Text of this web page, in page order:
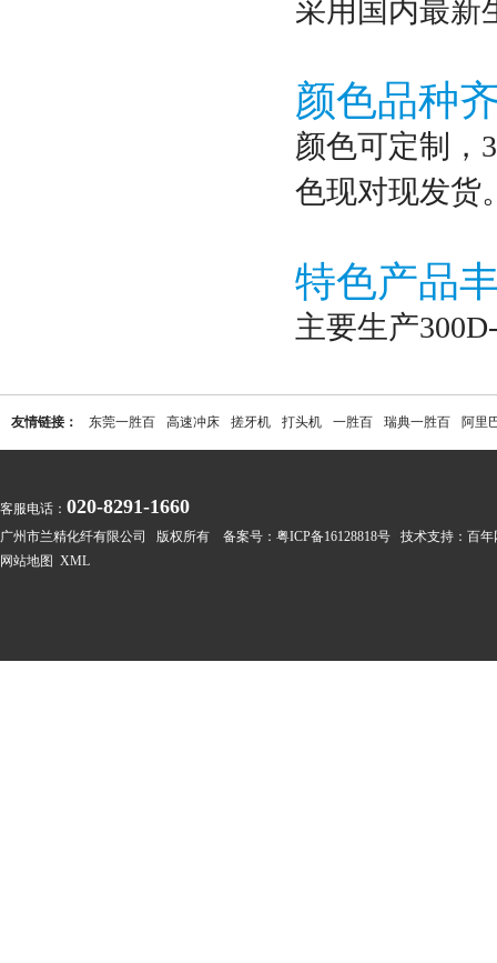
采用国内最新
颜色品种
颜色可定制，
色现对现发货
特色产品
主要生产
友情链接： 东莞一胜百 高速冲床 搓牙机 打头机 一胜百 瑞典一胜百 阿里
客服电话： 020-8291-1660
广州市兰精化纤有限公司 版权所有 备案号： 粤ICP备16128818号 技术支持： 百年
网站地图 XML